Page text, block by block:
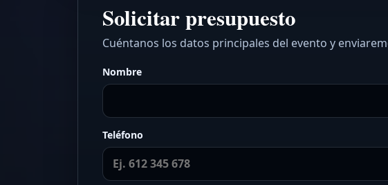
Solicitar presupuesto
Cuéntanos los datos principales del evento y
Nombre
Teléfono